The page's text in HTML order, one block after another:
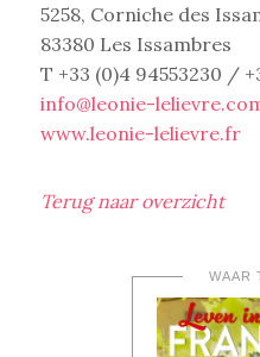
5258, Corniche des
83380 Les Issambres
T +33 (0)4 94553230 /
info@leonie-
www.leonie-lelievre.fr
Terug naar overzicht
WAAR